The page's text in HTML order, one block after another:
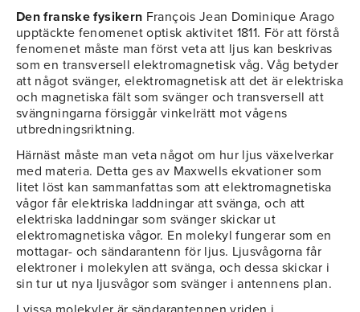
Den franske fysikern François Jean Dominique Arago
upptäckte fenomenet optisk aktivitet 1811. För att förstå
fenomenet måste man först veta att ljus kan beskrivas
som en transversell elektromagnetisk våg. Våg betyder
att något svänger, elektromagnetisk att det är elektriska
och magnetiska fält som svänger och transversell att
svängningarna försiggår vinkelrätt mot vågens
utbredningsriktning.
Härnäst måste man veta något om hur ljus växelverkar
med materia. Detta ges av Maxwells ekvationer som
litet löst kan sammanfattas som att elektromagnetiska
vågor får elektriska laddningar att svänga, och att
elektriska laddningar som svänger skickar ut
elektromagnetiska vågor. En molekyl fungerar som en
mottagar- och sändarantenn för ljus. Ljusvågorna får
elektroner i molekylen att svänga, och dessa skickar i
sin tur ut nya ljusvågor som svänger i antennens plan.